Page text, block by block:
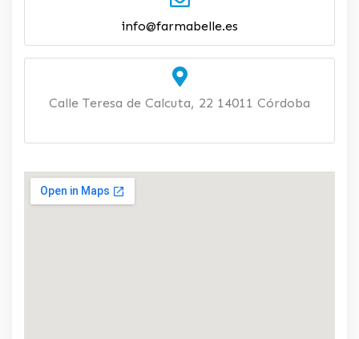
info@farmabelle.es
Calle Teresa de Calcuta, 22 14011 Córdoba